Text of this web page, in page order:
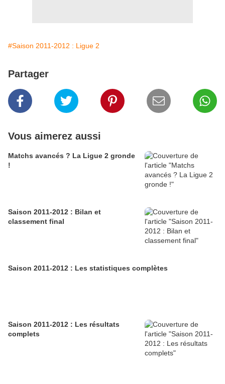
#Saison 2011-2012 : Ligue 2
Partager
Vous aimerez aussi
Matchs avancés ? La Ligue 2 gronde
!
Saison 2011-2012 : Bilan et
classement final
Saison 2011-2012 : Les statistiques complètes
Saison 2011-2012 : Les résultats
complets